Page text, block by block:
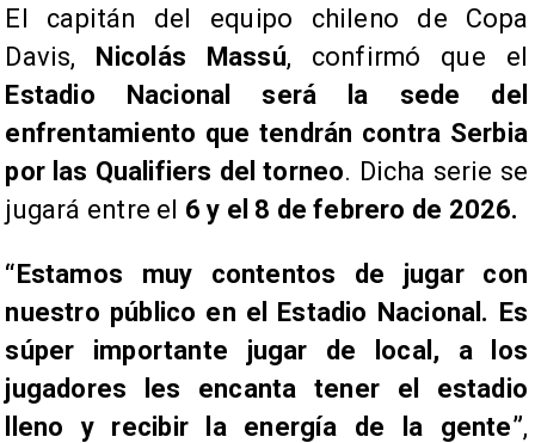
El capitán del equipo chileno de Copa
Davis, Nicolás Massú, confirmó que el
Estadio Nacional será la sede del
enfrentamiento que tendrán contra Serbia
por las Qualifiers del torneo. Dicha serie se
jugará entre el 6 y el 8 de febrero de 2026.
“Estamos muy contentos de jugar con
nuestro público en el Estadio Nacional. Es
súper importante jugar de local, a los
jugadores les encanta tener el estadio
lleno y recibir la energía de la gente”,